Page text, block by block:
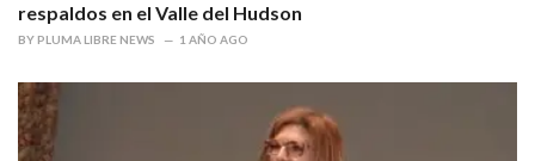
respaldos en el Valle del Hudson
BY PLUMA LIBRE NEWS 1 AÑO AGO